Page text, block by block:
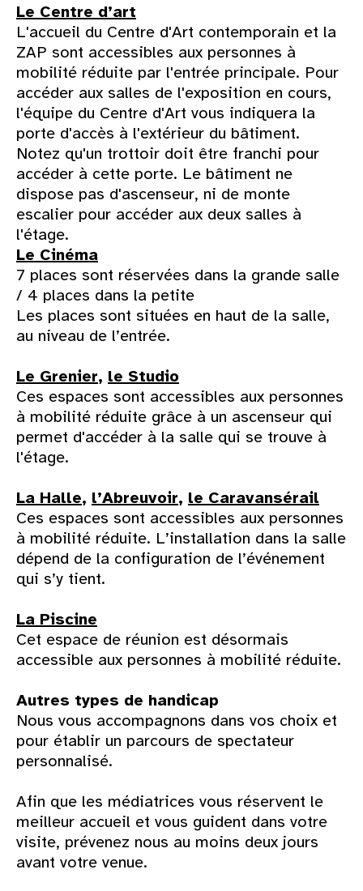
Le Centre d’art
L'accueil du Centre d'Art contemporain et la
ZAP sont accessibles aux personnes à
mobilité réduite par l'entrée principale. Pour
accéder aux salles de l'exposition en cours,
l'équipe du Centre d'Art vous indiquera la
porte d'accès à l'extérieur du bâtiment.
Notez qu'un trottoir doit être franchi pour
accéder à cette porte. Le bâtiment ne
dispose pas d'ascenseur, ni de monte
escalier pour accéder aux deux salles à
l'étage.
Le Cinéma
7 places sont réservées dans la grande salle
/ 4 places dans la petite
Les places sont situées en haut de la salle,
au niveau de l’entrée.
Le Grenier, le Studio
Ces espaces sont accessibles aux personnes
à mobilité réduite grâce à un ascenseur qui
permet d'accéder à la salle qui se trouve à
l'étage.
La Halle, l’Abreuvoir, le Caravansérail
Ces espaces sont accessibles aux personnes
à mobilité réduite. L’installation dans la salle
dépend de la configuration de l’événement
qui s’y tient.
La Piscine
Cet espace de réunion est désormais
accessible aux personnes à mobilité réduite.
Autres types de handicap
Nous vous accompagnons dans vos choix et
pour établir un parcours de spectateur
personnalisé.
Afin que les médiatrices vous réservent le
meilleur accueil et vous guident dans votre
visite, prévenez nous au moins deux jours
avant votre venue.